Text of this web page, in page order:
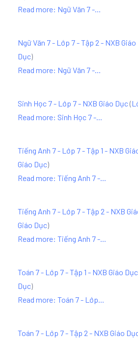
Read more: Ngữ Văn 7 -...
Ngữ Văn 7 - Lớp 7 - Tập 2 - NXB
Dục)
Read more: Ngữ Văn 7 -...
Sinh Học 7 - Lớp 7 - NXB Giáo Dục(
Read more: Sinh Học 7 -...
Tiếng Anh 7 - Lớp 7 - Tập 1 - NXB
Giáo Dục)
Read more: Tiếng Anh 7 -...
Tiếng Anh 7 - Lớp 7 - Tập 2 - NXB
Giáo Dục)
Read more: Tiếng Anh 7 -...
Toán 7 - Lớp 7 - Tập 1 - NXB Giáo Dục
Dục)
Read more: Toán 7 - Lớp...
Toán 7 - Lớp 7 - Tập 2 - NXB Giáo